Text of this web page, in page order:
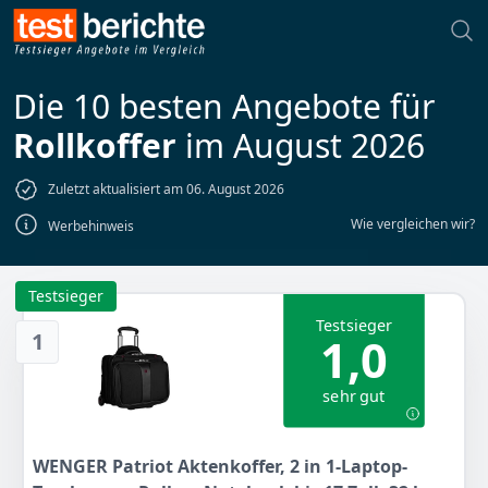
Die 10 besten Angebote für
Rollkoffer im August 2026
Zuletzt aktualisiert am 06. August 2026
Werbehinweis
Wie vergleichen wir?
1
Testsieger
Testsieger
1,0
sehr gut
WENGER Patriot Aktenkoffer, 2 in 1-Laptop-